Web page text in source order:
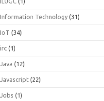
Information Technology (31)
IoT (34)
irc (1)
Java (12)
Javascript (22)
Jobs (1)